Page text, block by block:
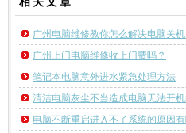
广州电脑维修教你怎么解决电脑关
广州上门电脑维修收上门费吗？
笔记本电脑意外进水紧急处理方法
清洁电脑灰尘不当造成电脑无法开
电脑不断重启进入不了系统的原因